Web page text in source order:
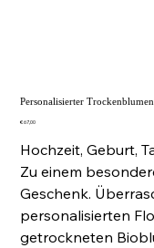
Personalisierter
Preis
€ 67,00
Hochzeit, Geburt,
Zu einem
Geschenk.
personalisierten
getrockneten